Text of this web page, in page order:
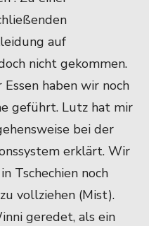
auf
nicht gekommen.
haben wir noch
geführt. Lutz hat mir
bei der
erklärt. Wir
Tschechien noch
vollziehen (Mist).
geredet, als ein